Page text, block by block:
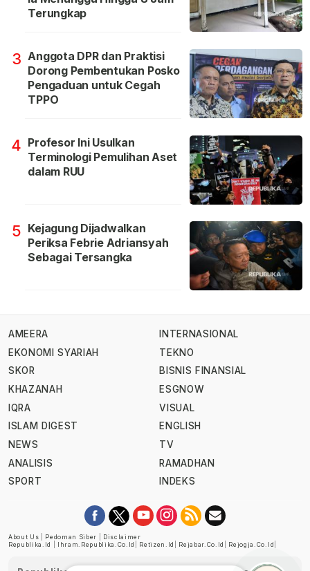
Terungkap
3 Anggota DPR dan Praktisi
Dorong Pembentukan Posko
Pengaduan untuk Cegah
TPPO
4 Profesor Ini Usulkan
Terminologi Pemulihan Aset
dalam RUU
5 Kejagung Dijadwalkan
Periksa Febrie Adriansyah
Sebagai Tersangka
AMEERA
EKONOMI SYARIAH
SKOR
KHAZANAH
IQRA
ISLAM DIGEST
NEWS
ANALISIS
SPORT
INTERNASIONAL
TEKNO
BISNIS FINANSIAL
ESGNOW
VISUAL
ENGLISH
TV
RAMADHAN
INDEKS
About Us Pedoman Siber
Disclaimer
Republika.id
Ihram.republika.co.id Retizen.id Rejabar.co.id Rejogja.co.id